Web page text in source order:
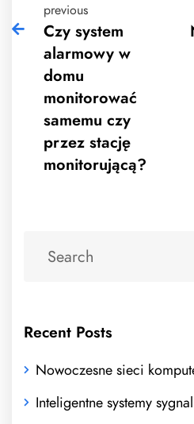
previous
Czy system
alarmowy w
domu
monitorować
samemu czy
przez stację
monitorującą?
Recent Posts
Nowoczesne sieci
Inteligentne systemy